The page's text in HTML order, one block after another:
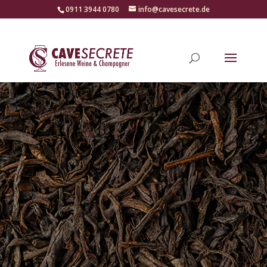
‭0911 3944 0780‬ info@cavesecrete.de